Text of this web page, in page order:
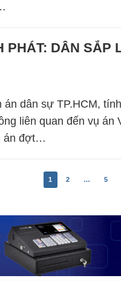
PHÁT: DÂN SẮP
án dân sự TP.HCM,
liên quan đến vụ án
án đợt…
1 2 … 5